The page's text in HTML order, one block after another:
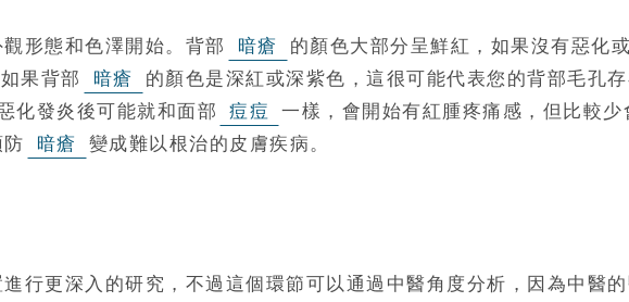
形態和色澤開始。背部 暗瘡
的顏色大部分呈鮮紅，如果沒有惡化
果背部
暗瘡 的顏色是深紅或深紫色，這很可能代表您的背部毛孔
化發炎後可能就和面部 痘痘 一樣，會開始有紅腫疼痛感，但比較少
暗瘡 變成難以根治的皮膚疾病。
進行更深入的研究，不過這個環節可以通過中醫角度分析，因為中醫